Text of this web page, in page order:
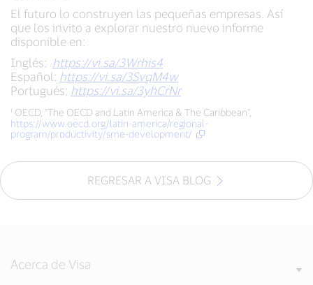
El futuro lo construyen las pequeñas empresas. Así
que los invito a explorar nuestro nuevo informe
disponible en:
Inglés: https://vi.sa/3Wrhis4
Español: https://vi.sa/3SvqM4w
Portugués: https://vi.sa/3yhCrNr
¹ OECD, “The OECD and Latin America & The Caribbean”,
https://www.oecd.org/latin-america/regional-
program/productivity/sme-development/
REGRESAR A VISA BLOG
Acerca de Visa